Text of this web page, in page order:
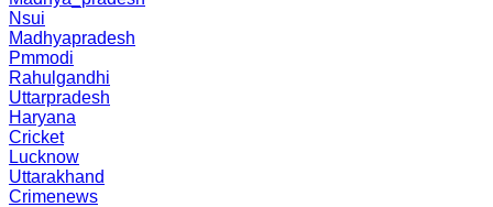
Nsui
Madhyapradesh
Pmmodi
Rahulgandhi
Uttarpradesh
Haryana
Cricket
Lucknow
Uttarakhand
Crimenews